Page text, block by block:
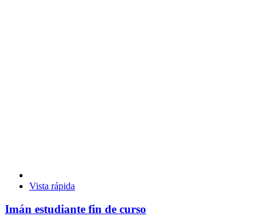
Vista rápida
Imán estudiante fin de curso